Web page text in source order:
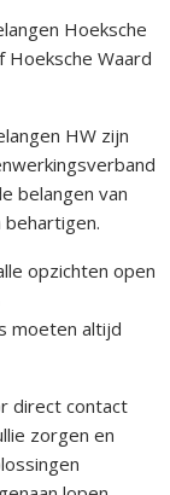
Hoeksche
Hoeksche Waard
HW zijn
belangen van
behartigen.
opzichten open
moeten altijd
direct contact
zorgen en